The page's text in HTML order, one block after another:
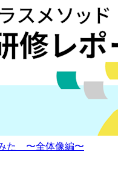
た 〜全体像編〜